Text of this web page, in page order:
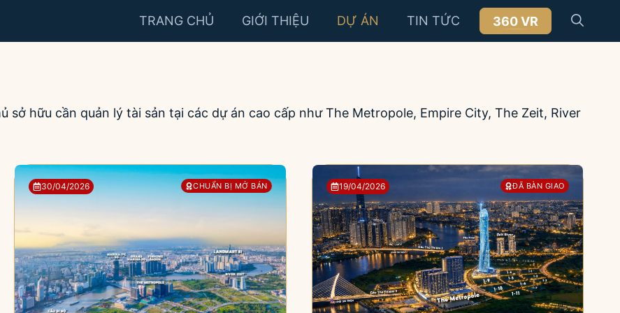
TRANG CHỦ GIỚI THIỆU DỰ ÁN TIN TỨC 360 VR
sở hữu cần quản lý tài sản tại các dự án cao cấp như The Metropole, Empire City, The Zeit, River
CHUẨN BỊ MỞ BÁN
30/04/2026 ĐÃ BÀN GIAO
19/04/2026